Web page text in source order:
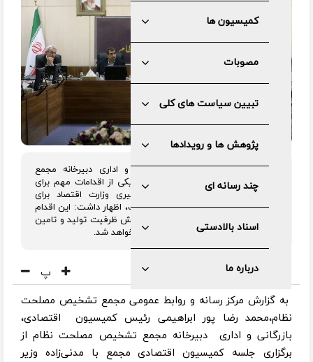
کمیسیون ها
مصوبات
تبیین سیاست های کلی
پژوهش ها و رویدادها
چند رسانه ای
اسناد بالادستی
درباره ما
رئیس کمیسیون اقتصادی، بازرگانی و اداری دبیرخانه مجمع
تشخیص مصلحت نظام با بیان اینکه یکی از اقدامات مهم برای
«واگذاری دارایی های دولت» ، پیگیری وزارت اقتصاد برای
«واگذاری سهام شرکت ملی نفت» است، اظهار داشت: این اقدام
منجر به تعمیق بازار سرمایه کشور، افزایش ظرفیت تولید و تامین
مالی حوزه های زیر ساختی وزارت نفت خواهد شد.
پ
به گزارش مرکز رسانه و روابط عمومی مجمع تشخیص مصلحت
نظام،محمد رضا پور ابراهیمی رئیس کمیسیون اقتصادی،
بازرگانی و اداری دبیرخانه مجمع تشخیص مصلحت نظام از
برگزاری جلسه کمیسیون اقتصادی مجمع با مدنی‌زاده وزیر